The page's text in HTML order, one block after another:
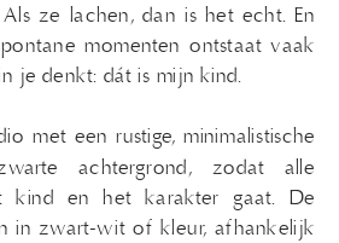
ze lachen, dan is het echt. En
momenten ontstaat vaak
je denkt: dát is mijn kind.
met een rustige, minimalistische
achtergrond, zodat alle
kind en het karakter gaat. De
in zwart-wit of kleur, afhankelijk